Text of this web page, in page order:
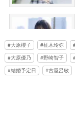
大原櫻子 柾木玲弥
大原優乃
野崎智子
結婚予定日
古屋呂敏